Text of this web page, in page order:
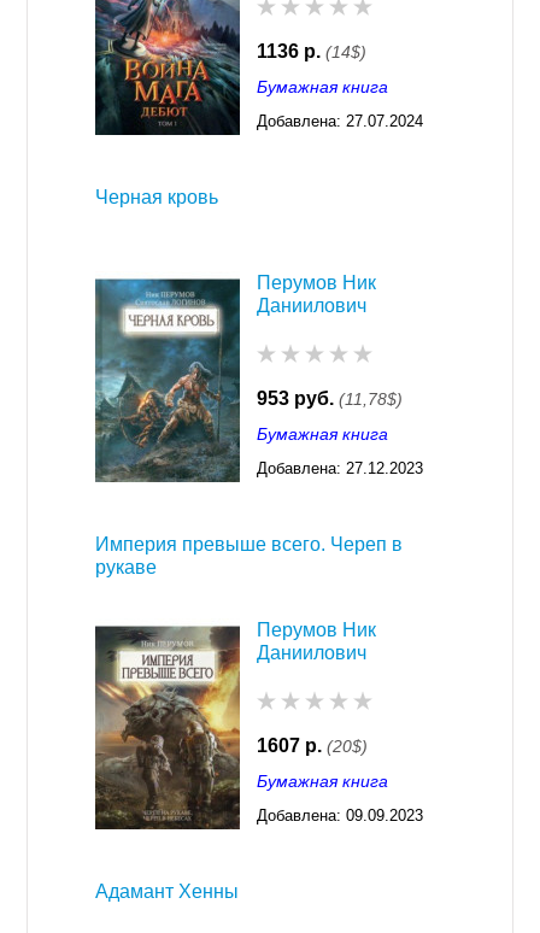
1136 р. (14$)
Бумажная книга
Добавлена: 27.07.2024
Черная кровь
Перумов Ник
Даниилович
953 руб. (11,78$)
Бумажная книга
Добавлена: 27.12.2023
Империя превыше всего. Череп в
рукаве
Перумов Ник
Даниилович
1607 р. (20$)
Бумажная книга
Добавлена: 09.09.2023
Адамант Хенны